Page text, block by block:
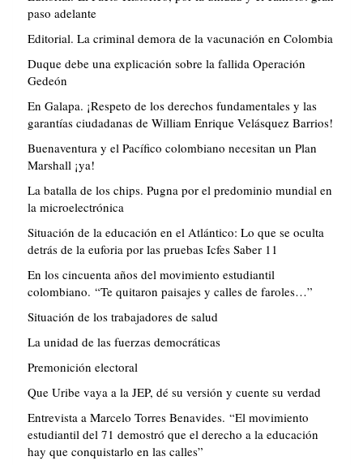
paso adelante
Editorial. La criminal demora de la vacunación en Colombia
Duque debe una explicación sobre la fallida Operación
Gedeón
En Galapa. ¡Respeto de los derechos fundamentales y las
garantías ciudadanas de William Enrique Velásquez Barrios!
Buenaventura y el Pacífico colombiano necesitan un Plan
Marshall ¡ya!
La batalla de los chips. Pugna por el predominio mundial en
la microelectrónica
Situación de la educación en el Atlántico: Lo que se oculta
detrás de la euforia por las pruebas Icfes Saber 11
En los cincuenta años del movimiento estudiantil
colombiano. “Te quitaron paisajes y calles de faroles…”
Situación de los trabajadores de salud
La unidad de las fuerzas democráticas
Premonición electoral
Que Uribe vaya a la JEP, dé su versión y cuente su verdad
Entrevista a Marcelo Torres Benavides. “El movimiento
estudiantil del 71 demostró que el derecho a la educación
hay que conquistarlo en las calles”